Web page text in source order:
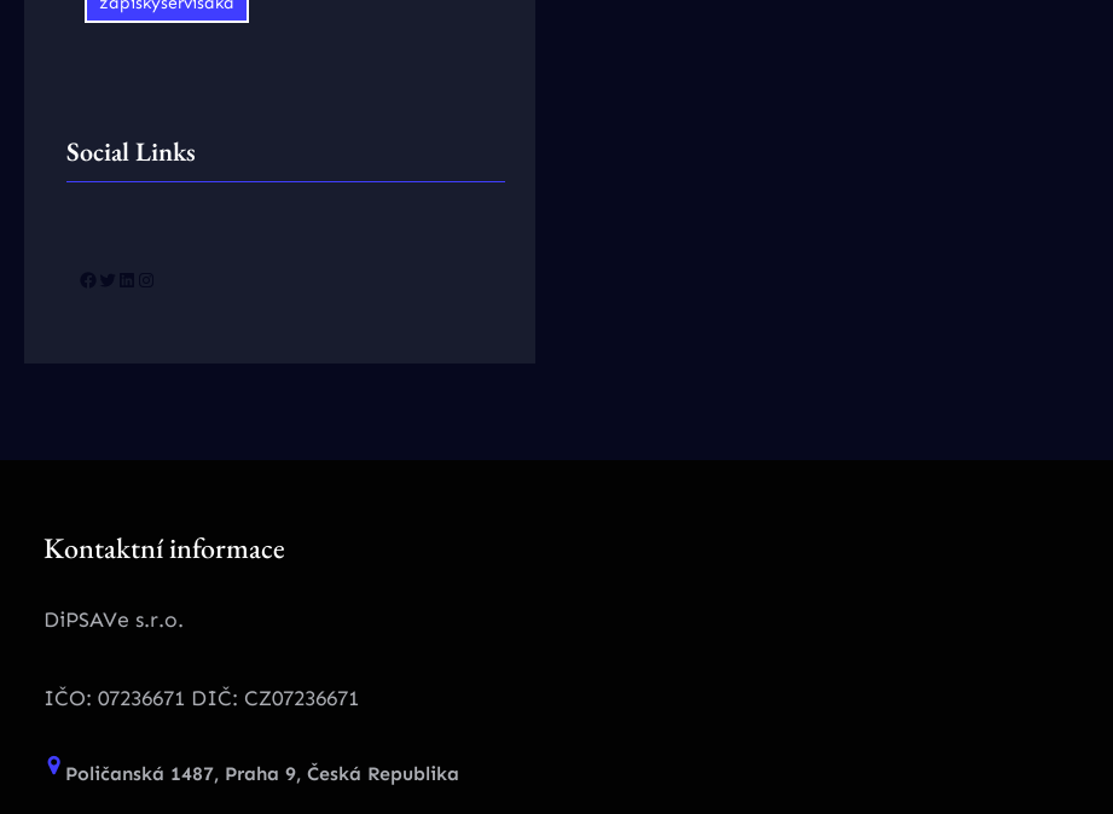
Social Links
Kontaktní informace
DiPSAVe s.r.o.
IČO: 07236671 DIČ: CZ07236671
Poličanská 1487, Praha 9, Česká Republika